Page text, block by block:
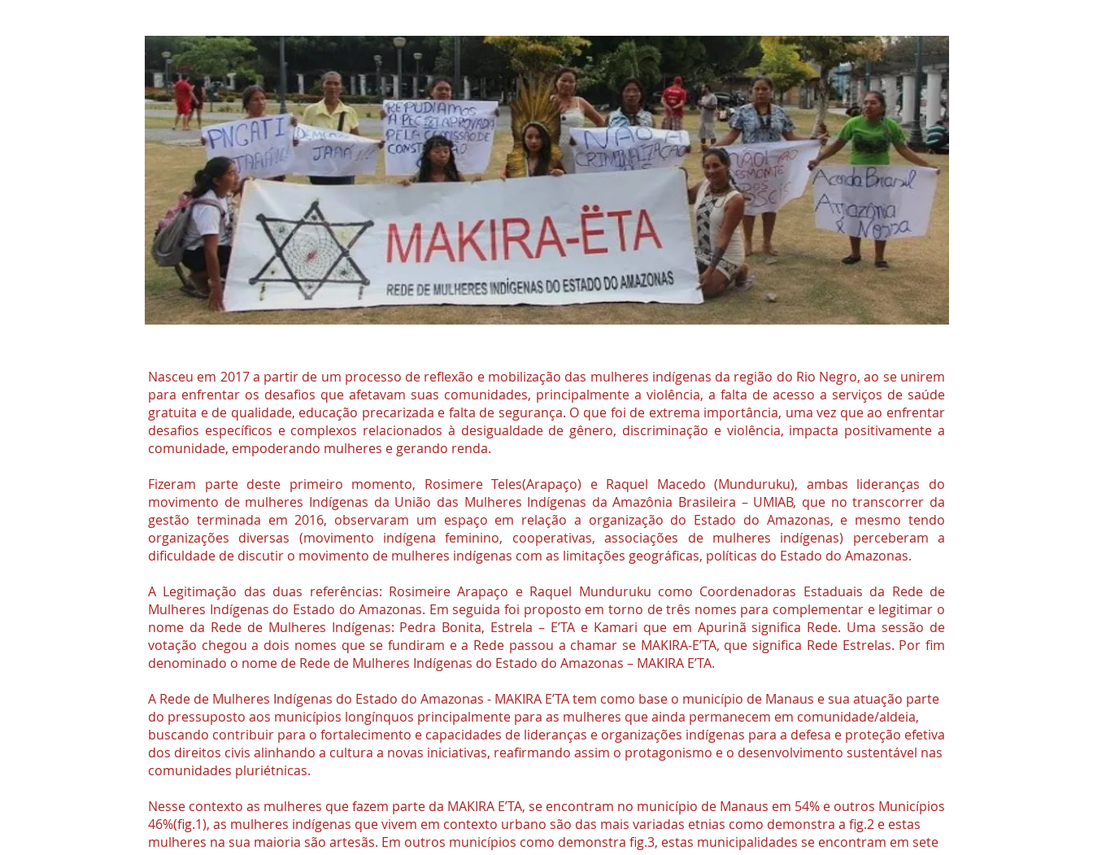
Nasceu em 2017 a partir de um processo de reflexão e mobilização das mulheres indígenas da região do Rio Negro, ao se unirem
para enfrentar os desafios que afetavam suas comunidades, principalmente a violência, a falta de acesso a serviços de saúde
gratuita e de qualidade, educação precarizada e falta de segurança. O que foi de extrema importância, uma vez que ao enfrentar
desafios específicos e complexos relacionados à desigualdade de gênero, discriminação e violência, impacta positivamente a
comunidade, empoderando mulheres e gerando renda.
Fizeram parte deste primeiro momento, Rosimere Teles(Arapaço) e Raquel Macedo (Munduruku), ambas lideranças do
movimento de mulheres Indígenas da União das Mulheres Indígenas da Amazônia Brasileira – UMIAB, que no transcorrer da
gestão terminada em 2016, observaram um espaço em relação a organização do Estado do Amazonas, e mesmo tendo
organizações diversas (movimento indígena feminino, cooperativas, associações de mulheres indígenas) perceberam a
dificuldade de discutir o movimento de mulheres indígenas com as limitações geográficas, políticas do Estado do Amazonas.
A Legitimação das duas referências: Rosimeire Arapaço e Raquel Munduruku como Coordenadoras Estaduais da Rede de
Mulheres Indígenas do Estado do Amazonas. Em seguida foi proposto em torno de três nomes para complementar e legitimar o
nome da Rede de Mulheres Indígenas: Pedra Bonita, Estrela – E’TA e Kamari que em Apurinã significa Rede. Uma sessão de
votação chegou a dois nomes que se fundiram e a Rede passou a chamar se MAKIRA-E’TA, que significa Rede Estrelas. Por fim
denominado o nome de Rede de Mulheres Indígenas do Estado do Amazonas – MAKIRA E’TA.
A Rede de Mulheres Indígenas do Estado do Amazonas - MAKIRA E’TA tem como base o município de Manaus e sua atuação parte
do pressuposto aos municípios longínquos principalmente para as mulheres que ainda permanecem em comunidade/aldeia,
buscando contribuir para o fortalecimento e capacidades de lideranças e organizações indígenas para a defesa e proteção efetiva
dos direitos civis alinhando a cultura a novas iniciativas, reafirmando assim o protagonismo e o desenvolvimento sustentável nas
comunidades pluriétnicas.
Nesse contexto as mulheres que fazem parte da MAKIRA E’TA, se encontram no município de Manaus em 54% e outros Municípios
46%(fig.1), as mulheres indígenas que vivem em contexto urbano são das mais variadas etnias como demonstra a fig.2 e estas
mulheres na sua maioria são artesãs. Em outros municípios como demonstra fig.3, estas municipalidades se encontram em sete